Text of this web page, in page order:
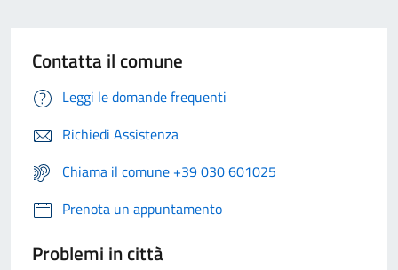
Contatta il comune
Leggi le domande frequenti
Richiedi Assistenza
Chiama il comune +39 030 601025
Prenota un appuntamento
Problemi in città